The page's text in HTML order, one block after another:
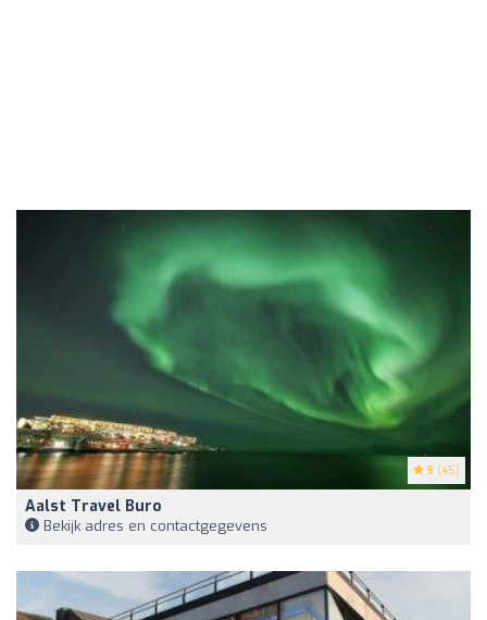
5 (45)
Aalst Travel Buro
Bekijk adres en contactgegevens